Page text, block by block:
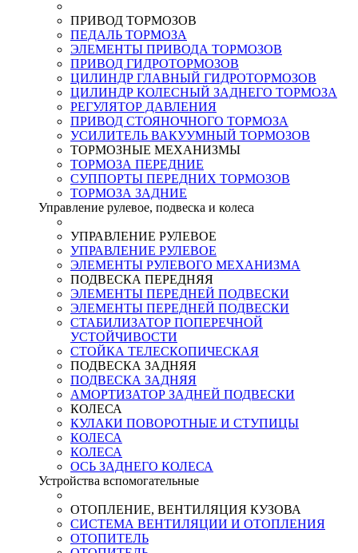
ПРИВОД ТОРМОЗОВ
ПЕДАЛЬ ТОРМОЗА
ЭЛЕМЕНТЫ ПРИВОДА ТОРМОЗОВ
ПРИВОД ГИДРОТОРМОЗОВ
ЦИЛИНДР ГЛАВНЫЙ ГИДРОТОРМОЗОВ
ЦИЛИНДР КОЛЕСНЫЙ ЗАДНЕГО ТОРМОЗА
РЕГУЛЯТОР ДАВЛЕНИЯ
ПРИВОД СТОЯНОЧНОГО ТОРМОЗА
УСИЛИТЕЛЬ ВАКУУМНЫЙ ТОРМОЗОВ
ТОРМОЗНЫЕ МЕХАНИЗМЫ
ТОРМОЗА ПЕРЕДНИЕ
СУППОРТЫ ПЕРЕДНИХ ТОРМОЗОВ
ТОРМОЗА ЗАДНИЕ
Управление рулевое, подвеска и колеса
УПРАВЛЕНИЕ РУЛЕВОЕ
УПРАВЛЕНИЕ РУЛЕВОЕ
ЭЛЕМЕНТЫ РУЛЕВОГО МЕХАНИЗМА
ПОДВЕСКА ПЕРЕДНЯЯ
ЭЛЕМЕНТЫ ПЕРЕДНЕЙ ПОДВЕСКИ
ЭЛЕМЕНТЫ ПЕРЕДНЕЙ ПОДВЕСКИ
СТАБИЛИЗАТОР ПОПЕРЕЧНОЙ
УСТОЙЧИВОСТИ
СТОЙКА ТЕЛЕСКОПИЧЕСКАЯ
ПОДВЕСКА ЗАДНЯЯ
ПОДВЕСКА ЗАДНЯЯ
АМОРТИЗАТОР ЗАДНЕЙ ПОДВЕСКИ
КОЛЕСА
КУЛАКИ ПОВОРОТНЫЕ И СТУПИЦЫ
КОЛЕСА
КОЛЕСА
ОСЬ ЗАДНЕГО КОЛЕСА
Устройства вспомогательные
ОТОПЛЕНИЕ, ВЕНТИЛЯЦИЯ КУЗОВА
СИСТЕМА ВЕНТИЛЯЦИИ И ОТОПЛЕНИЯ
ОТОПИТЕЛЬ